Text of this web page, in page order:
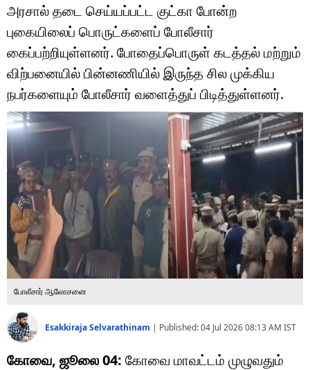
டெக்னாலஜி
ஆன்மீகம்
வைரல்
ஹெஃல்த்
ஷார்ட் வீடியோஸ்
வலை கதைகள்
போட்டோ கேலரி
அரசால் தடை செய்யப்பட்ட குட்கா போன்ற
புகையிலைப் பொருட்களைப் போலீசார்
கைப்பற்றியுள்ளனர். போதைப்பொருள் கடத்தல் மற்றும்
விற்பனையில் பின்னணியில் இருந்த சில முக்கிய
நபர்களையும் போலீசார் வளைத்துப் பிடித்துள்ளனர்.
போலீசார் ஆலோசனை
Esakkiraja Selvarathinam | Published:04 Jul 2026 08:13 AM IST
கோவை, ஜூலை 04: கோவை மாவட்டம் முழுவதும்